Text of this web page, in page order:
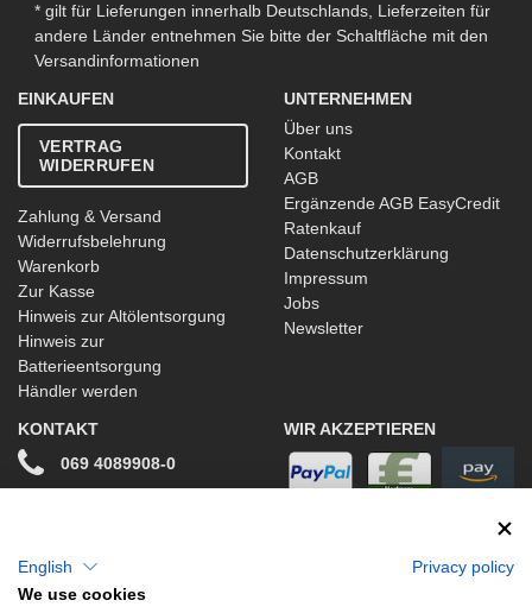
* gilt für Lieferungen innerhalb Deutschlands, Lieferzeiten für
andere Länder entnehmen Sie bitte der Schaltfläche mit den
Versandinformationen
EINKAUFEN
VERTRAG
WIDERRUFEN
Zahlung & Versand
Widerrufsbelehrung
Warenkorb
Zur Kasse
Hinweis zur Altölentsorgung
Hinweis zur
Batterieentsorgung
Händler werden
UNTERNEHMEN
Über uns
Kontakt
AGB
Ergänzende AGB EasyCredit
Ratenkauf
Datenschutzerklärung
Impressum
Jobs
Newsletter
KONTAKT
069 4089908-0
Facebook
WIR AKZEPTIEREN
English
Privacy policy
We use cookies